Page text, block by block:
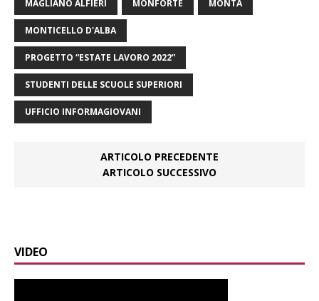
MAGLIANO ALFIERI MONFORTE MONTÀ
MONTICELLO D'ALBA
PROGETTO “ESTATE LAVORO 2022”
STUDENTI DELLE SCUOLE SUPERIORI
UFFICIO INFORMAGIOVANI
ARTICOLO PRECEDENTE
ARTICOLO SUCCESSIVO
VIDEO